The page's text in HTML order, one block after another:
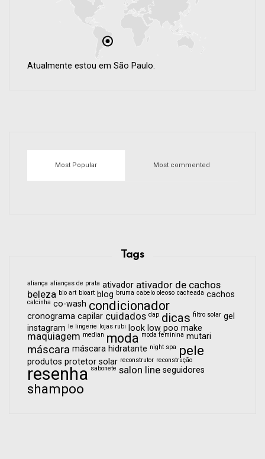
Atualmente estou em São Paulo.
Most Popular Most commented
Tags
aliança alianças de prata ativador ativador de cachos
beleza bio art bioart blog bruma cabelo oleoso cacheada cachos
calcinha co-wash condicionador
cronograma capilar cuidados dap dicas filtro solar gel
instagram le lingerie lojas rubi look low poo make
maquiagem median moda moda feminina mutari
máscara máscara hidratante night spa pele
produtos protetor solar reconstrutor reconstrução
resenha sabonete salon line seguidores
shampoo